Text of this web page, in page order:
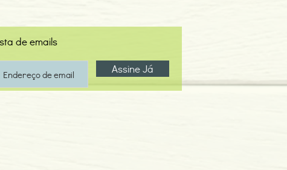
de emails
Assine Já